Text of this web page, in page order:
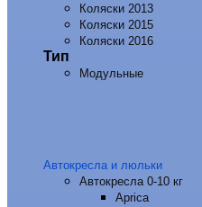
Коляски 2013
Коляски 2015
Коляски 2016
Тип
Модульные
Автокресла и люльки
Автокресла 0-10 кг
Aprica